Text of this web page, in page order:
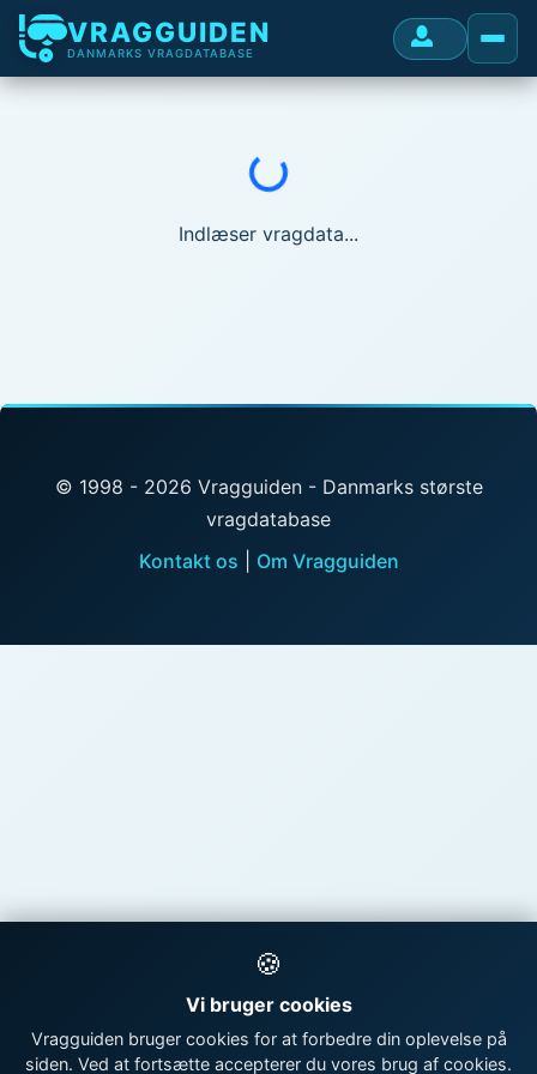
VRAGGUIDEN
DANMARKS VRAGDATABASE
Indlæser...
Indlæser vragdata...
© 1998 - 2026 Vragguiden - Danmarks største
vragdatabase
Kontakt os
Om Vragguiden
🍪
Vi bruger cookies
Vragguiden bruger cookies for at forbedre din oplevelse på
siden. Ved at fortsætte accepterer du vores brug af cookies.